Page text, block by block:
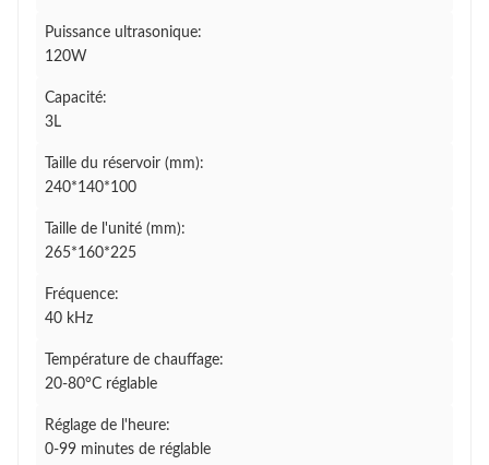
Puissance ultrasonique:
120W
Capacité:
3L
Taille du réservoir (mm):
240*140*100
Taille de l'unité (mm):
265*160*225
Fréquence:
40 kHz
Température de chauffage:
20-80°C réglable
Réglage de l'heure:
0-99 minutes de réglable